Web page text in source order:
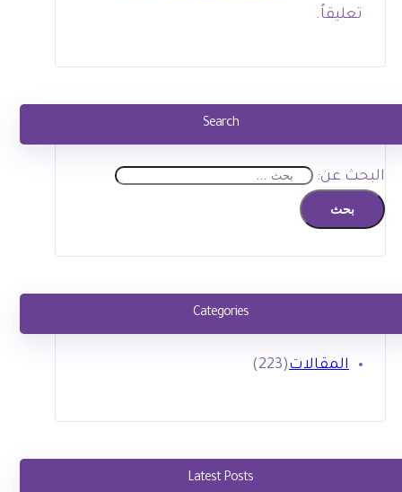
تعليقاً.
Search
البحث عن:
Categories
المقالات(223)
Latest Posts